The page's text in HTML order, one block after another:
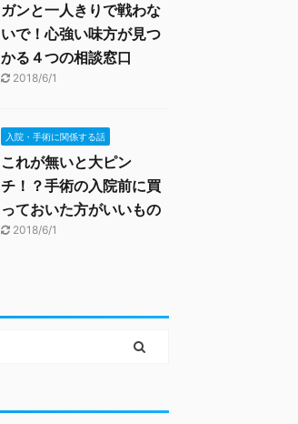
ガンと一人きりで戦わな
いで！心強い味方が見つ
かる４つの相談窓口
2018/6/1
入院・手術に関係する話
これが無いと大ピン
チ！？手術の入院前に買
っておいた方がいいもの
2018/6/1